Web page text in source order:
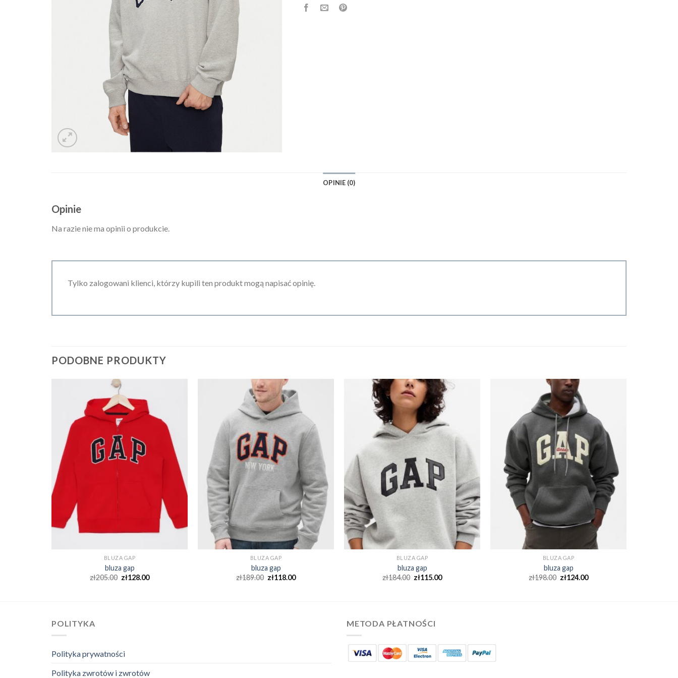
OPINIE (0)
Opinie
Na razie nie ma opinii o produkcie.
Tylko zalogowani klienci, którzy kupili ten produkt mogą napisać opinię.
PODOBNE PRODUKTY
BLUZA GAP
bluza gap
zł205.00 zł128.00
BLUZA GAP
bluza gap
zł189.00 zł118.00
BLUZA GAP
bluza gap
zł184.00 zł115.00
BLUZA GAP
bluza gap
zł198.00 zł124.00
POLITYKA
Polityka prywatności
Polityka zwrotów i zwrotów
METODA PŁATNOŚCI